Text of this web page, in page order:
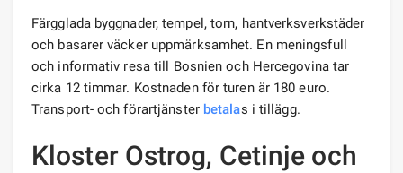
Färgglada byggnader, tempel, torn, hantverksverkstäder
och basarer väcker uppmärksamhet. En meningsfull
och informativ resa till Bosnien och Hercegovina tar
cirka 12 timmar. Kostnaden för turen är 180 euro.
Transport- och förartjänster betalas i tillägg.
Kloster Ostrog, Cetinje och